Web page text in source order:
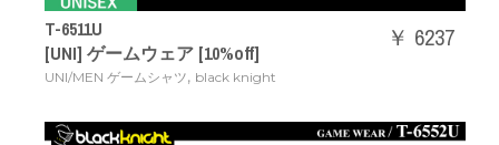
T-6511U
[UNI] ゲームウェア [10%off]
UNI/MEN ゲームシャツ, black knight
￥ 6237